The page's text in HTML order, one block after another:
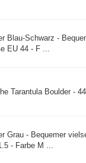
Blau-Schwarz -
EU 44 - F ...
Tarantula Boulder -
Grau - Bequemer
- Farbe M ...